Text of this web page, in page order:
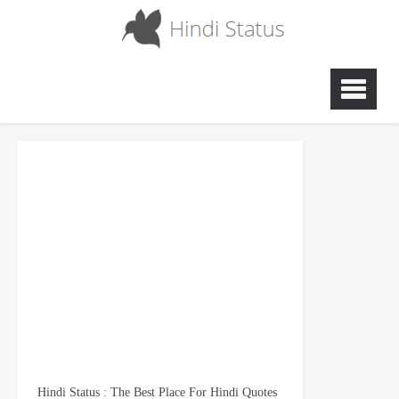
Hindi Status : The Best Place For Hindi Quotes